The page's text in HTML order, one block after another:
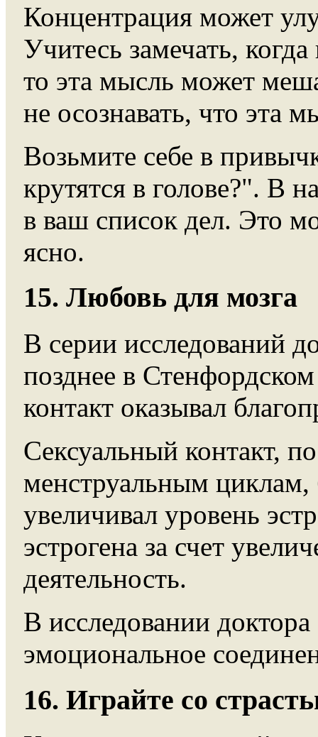
Концентрация может
Учитесь замечать,
то эта мысль может
не осознавать, что эта
Возьмите себе в
крутятся в голове?". В
в ваш список дел. Это
ясно.
15. Любовь для мозга
В серии исследований
позднее в
контакт оказывал
Сексуальный контакт,
менструальным циклам,
увеличивал уровень
эстрогена за счет
деятельность.
В исследовании
эмоциональное
16. Играйте со